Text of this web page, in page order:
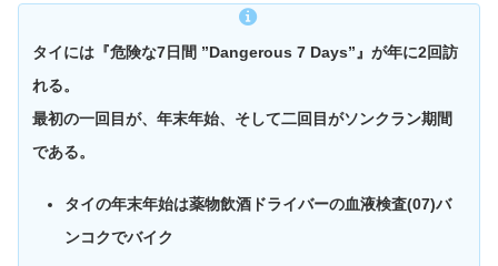
タイには『危険な7日間 ”Dangerous 7 Days”』が年に2回訪
れる。
最初の一回目が、年末年始、そして二回目がソンクラン期間
である。
タイの年末年始は薬物飲酒ドライバーの血液検査(07)バ
ンコクでバイク